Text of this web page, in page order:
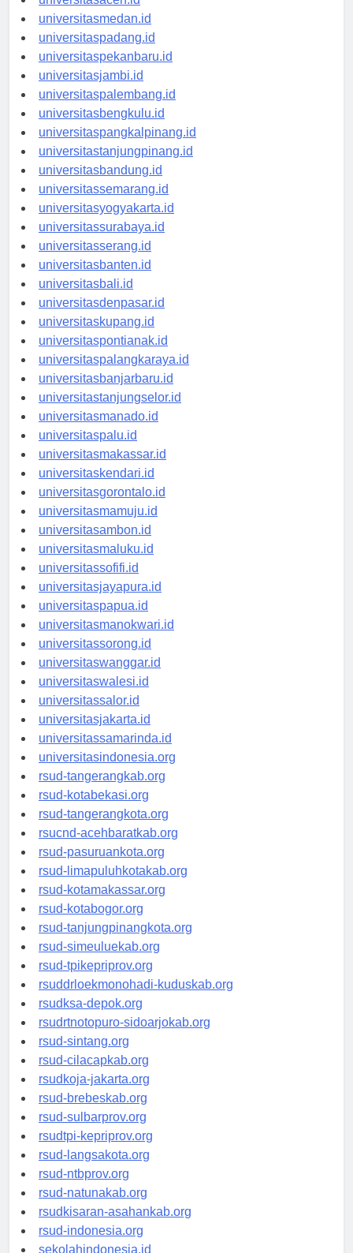
universitasaceh.id
universitasmedan.id
universitaspadang.id
universitaspekanbaru.id
universitasjambi.id
universitaspalembang.id
universitasbengkulu.id
universitaspangkalpinang.id
universitastanjungpinang.id
universitasbandung.id
universitassemarang.id
universitasyogyakarta.id
universitassurabaya.id
universitasserang.id
universitasbanten.id
universitasbali.id
universitasdenpasar.id
universitaskupang.id
universitaspontianak.id
universitaspalangkaraya.id
universitasbanjarbaru.id
universitastanjungselor.id
universitasmanado.id
universitaspalu.id
universitasmakassar.id
universitaskendari.id
universitasgorontalo.id
universitasmamuju.id
universitasambon.id
universitasmaluku.id
universitassofifi.id
universitasjayapura.id
universitaspapua.id
universitasmanokwari.id
universitassorong.id
universitaswanggar.id
universitaswalesi.id
universitassalor.id
universitasjakarta.id
universitassamarinda.id
universitasindonesia.org
rsud-tangerangkab.org
rsud-kotabekasi.org
rsud-tangerangkota.org
rsucnd-acehbaratkab.org
rsud-pasuruankota.org
rsud-limapuluhkotakab.org
rsud-kotamakassar.org
rsud-kotabogor.org
rsud-tanjungpinangkota.org
rsud-simeuluekab.org
rsud-tpikepriprov.org
rsuddrloekmonohadi-kuduskab.org
rsudksa-depok.org
rsudrtnotopuro-sidoarjokab.org
rsud-sintang.org
rsud-cilacapkab.org
rsudkoja-jakarta.org
rsud-brebeskab.org
rsud-sulbarprov.org
rsudtpi-kepriprov.org
rsud-langsakota.org
rsud-ntbprov.org
rsud-natunakab.org
rsudkisaran-asahankab.org
rsud-indonesia.org